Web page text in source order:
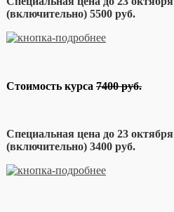
(включительно) 5500 руб.
Стоимость курса 7400 руб.
Специальная цена до 23 октября
(включительно) 3400 руб.